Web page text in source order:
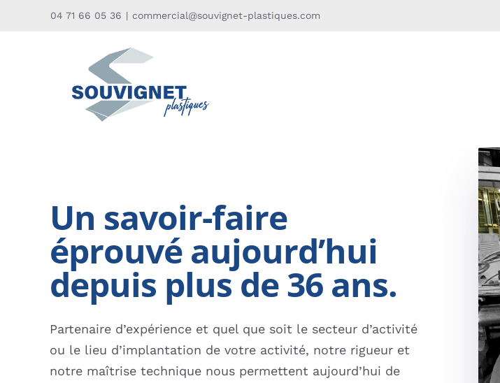
04 71 66 05 36 | commercial@souvignet-plastiques.com
Un savoir-faire
éprouvé aujourd’hui
depuis plus de 36 ans.
Partenaire d’expérience et quel que soit le secteur d’activité
ou le lieu d’implantation de votre activité, notre rigueur et
notre maîtrise technique nous permettent aujourd’hui de